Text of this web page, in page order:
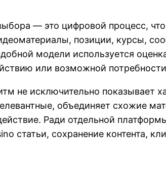
— это цифровой процесс,
позиции, курсы,
модели используется
или возможной
не исключительно показывает
объединяет схожие
Ради отдельной
статьи, сохранение контента,